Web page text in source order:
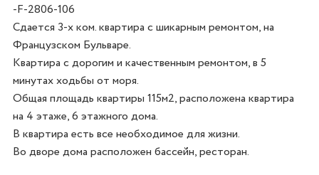
-F-2806-106
Сдается 3-х ком. квартира с шикарным ремонтом, на
Французском Бульваре.
Квартира с дорогим и качественным ремонтом, в 5
минутах ходьбы от моря.
Общая площадь квартиры 115м2, расположена квартира
на 4 этаже, 6 этажного дома.
В квартира есть все необходимое для жизни.